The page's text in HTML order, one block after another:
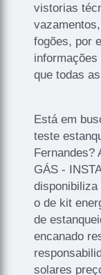
vistorias
fogões, por
que todas
Está em
teste
Fernandes?
GÁS -
o de kit
de
encanado
solares